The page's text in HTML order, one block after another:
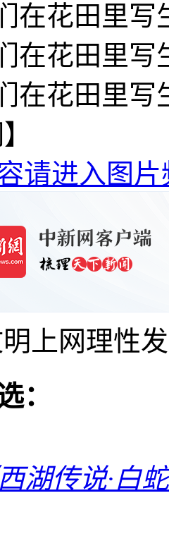
在花田里
在花田里
在花田里
请进入图片
上网理性
：
湖传说·白